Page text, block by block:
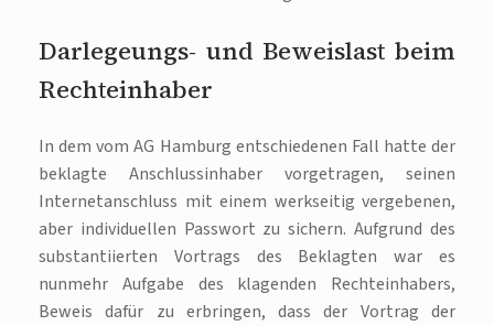
Darlegeungs- und Beweislast beim
Rechteinhaber
In dem vom AG Hamburg entschiedenen Fall hatte der
beklagte Anschlussinhaber vorgetragen, seinen
Internetanschluss mit einem werkseitig vergebenen,
aber individuellen Passwort zu sichern. Aufgrund des
substantiierten Vortrags des Beklagten war es
nunmehr Aufgabe des klagenden Rechteinhabers,
Beweis dafür zu erbringen, dass der Vortrag der